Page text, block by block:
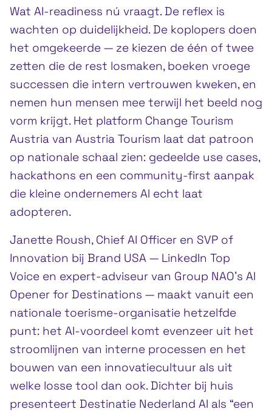
Wat AI-readiness nú vraagt. De reflex is
wachten op duidelijkheid. De koplopers doen
het omgekeerde — ze kiezen de één of twee
zetten die de rest losmaken, boeken vroege
successen die intern vertrouwen kweken, en
nemen hun mensen mee terwijl het beeld nog
vorm krijgt. Het platform Change Tourism
Austria van Austria Tourism laat dat patroon
op nationale schaal zien: gedeelde use cases,
hackathons en een community-first aanpak
die kleine ondernemers AI echt laat
adopteren.
Janette Roush, Chief AI Officer en SVP of
Innovation bij Brand USA — LinkedIn Top
Voice en expert-adviseur van Group NAO’s AI
Opener for Destinations — maakt vanuit een
nationale toerisme-organisatie hetzelfde
punt: het AI-voordeel komt evenzeer uit het
stroomlijnen van interne processen en het
bouwen van een innovatiecultuur als uit
welke losse tool dan ook. Dichter bij huis
presenteert Destinatie Nederland AI als “een